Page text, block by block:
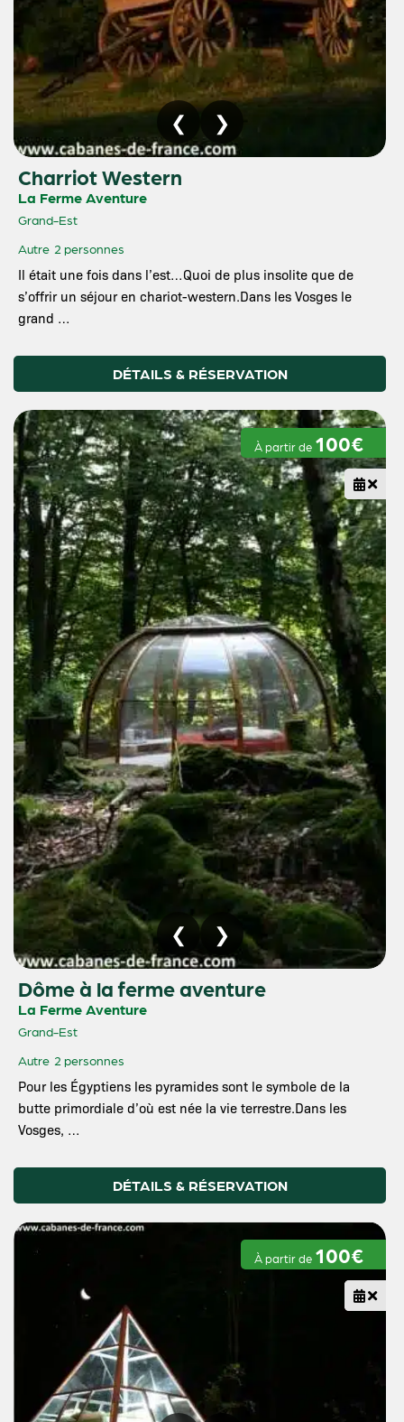
Charriot Western
La Ferme Aventure
Grand-Est
Autre 2 personnes
Il était une fois dans l’est…Quoi de plus insolite que de
s’offrir un séjour en chariot-western.Dans les Vosges le
grand …
DÉTAILS & RÉSERVATION
À partir de 100€
Dôme à la ferme aventure
La Ferme Aventure
Grand-Est
Autre 2 personnes
Pour les Égyptiens les pyramides sont le symbole de la
butte primordiale d’où est née la vie terrestre.Dans les
Vosges, …
DÉTAILS & RÉSERVATION
À partir de 100€